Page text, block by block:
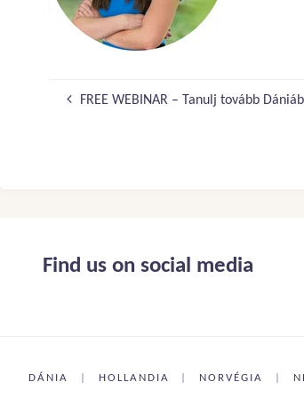
FREE WEBINAR – Tanulj tovább
Find us on social media
DÁNIA HOLLANDIA NORVÉGIA